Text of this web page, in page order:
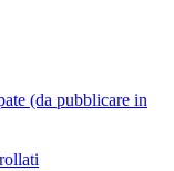
(da pubblicare in